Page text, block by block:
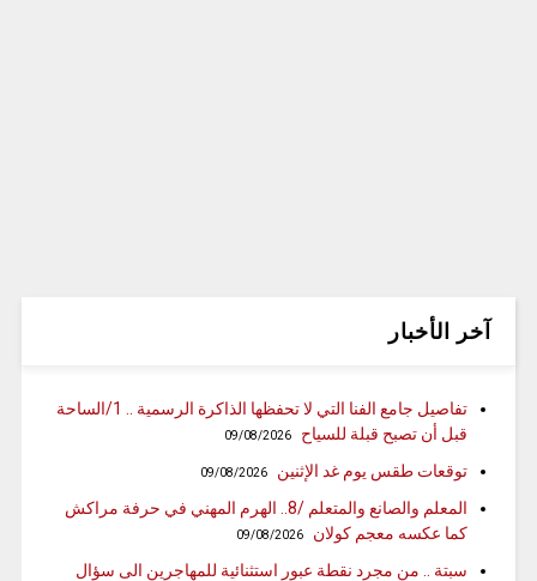
آخر الأخبار
تفاصيل جامع الفنا التي لا تحفظها الذاكرة الرسمية .. 1/الساحة
قبل أن تصبح قبلة للسياح
09/08/2026
توقعات طقس يوم غد الإثنين 09/08/2026
المعلم والصانع والمتعلم /8.. الهرم المهني في حرفة مراكش
كما عكسه معجم كولان
09/08/2026
سبتة .. من مجرد نقطة عبور استثنائية للمهاجرين الى سؤال